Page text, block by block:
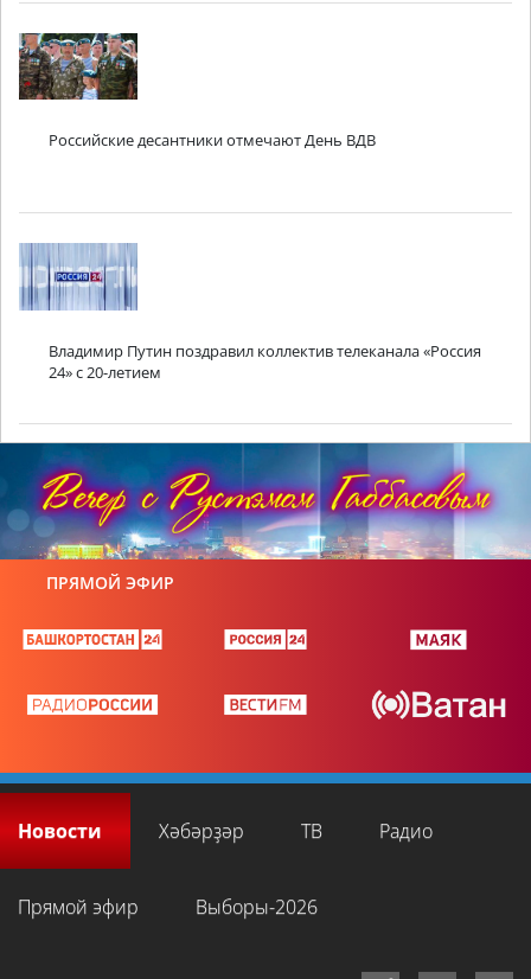
Российские десантники отмечают День ВДВ
Владимир Путин поздравил коллектив телеканала «Россия
24» с 20-летием
ПРЯМОЙ ЭФИР
Новости Хәбәрҙәр ТВ Радио
Прямой эфир Выборы-2026